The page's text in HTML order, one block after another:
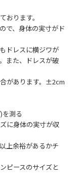
おります。
で、身体の実寸がド
ドレスに横ジワが
また、ドレスが破
があります。±2cm
測る
に身体の実寸が収
上余裕があるかチ
ピースのサイズと